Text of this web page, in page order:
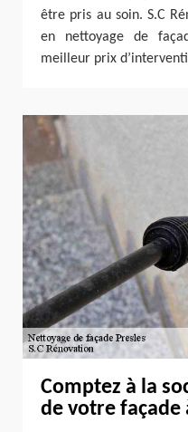
être pris au soin. S.C
en nettoyage de
meilleur prix
Comptez à la
de votre façade